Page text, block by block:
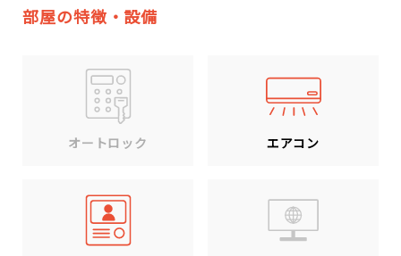
部屋の特徴・設備
オートロック エアコン